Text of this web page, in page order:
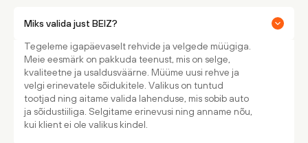
Miks valida just BEIZ?
Tegeleme igapäevaselt rehvide ja velgede müügiga.
Meie eesmärk on pakkuda teenust, mis on selge,
kvaliteetne ja usaldusväärne. Müüme uusi rehve ja
velgi erinevatele sõidukitele. Valikus on tuntud
tootjad ning aitame valida lahenduse, mis sobib auto
ja sõidustiiliga. Selgitame erinevusi ning anname nõu,
kui klient ei ole valikus kindel.